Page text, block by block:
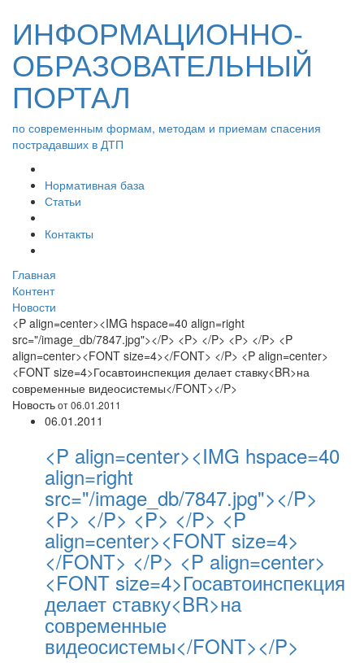
ИНФОРМАЦИОННО-
ОБРАЗОВАТЕЛЬНЫЙ
ПОРТАЛ
по современным формам, методам и приемам спасения
пострадавших в ДТП
Нормативная база
Статьи
Контакты
Главная
Контент
Новости
<P align=center><IMG hspace=40 align=right
src="/image_db/7847.jpg"></P> <P> </P> <P> </P> <P
align=center><FONT size=4></FONT> </P> <P align=center>
<FONT size=4>Госавтоинспекция делает ставку<BR>на
современные видеосистемы</FONT></P>
Новостьот 06.01.2011
06.01.2011
<P align=center><IMG hspace=40
align=right
src="/image_db/7847.jpg"></P>
<P> </P> <P> </P> <P
align=center><FONT size=4>
</FONT> </P> <P align=center>
<FONT size=4>Госавтоинспекция
делает ставку<BR>на
современные
видеосистемы</FONT></P>